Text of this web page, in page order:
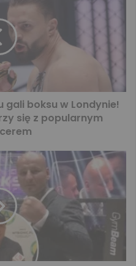
boksu w Londynie!
się z popularnym